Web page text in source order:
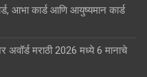
आभा कार्ड आणि आयुष्यमान कार्ड
मराठी 2026 मध्ये 6 मानाचे